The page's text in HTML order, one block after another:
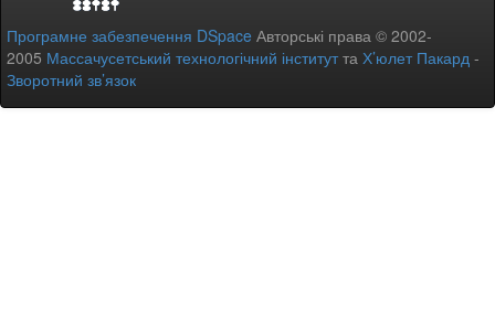
Програмне забезпечення DSpace Авторські права © 2002-
2005 Массачусетський технологічний інститутта Х’юлет Пакард -
Зворотний зв’язок